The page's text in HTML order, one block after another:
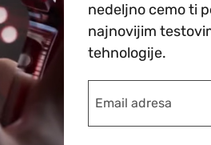
nedeljno cemo ti
najnovijim
tehnologije.